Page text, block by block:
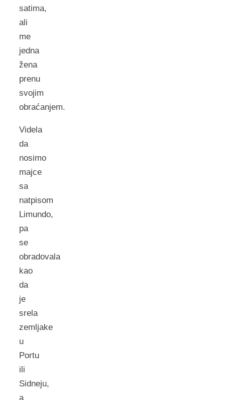
satima,
ali
me
jedna
žena
prenu
svojim
obraćanjem.
Videla
da
nosimo
majce
sa
natpisom
Limundo,
pa
se
obradovala
kao
da
je
srela
zemljake
u
Portu
ili
Sidneju,
a